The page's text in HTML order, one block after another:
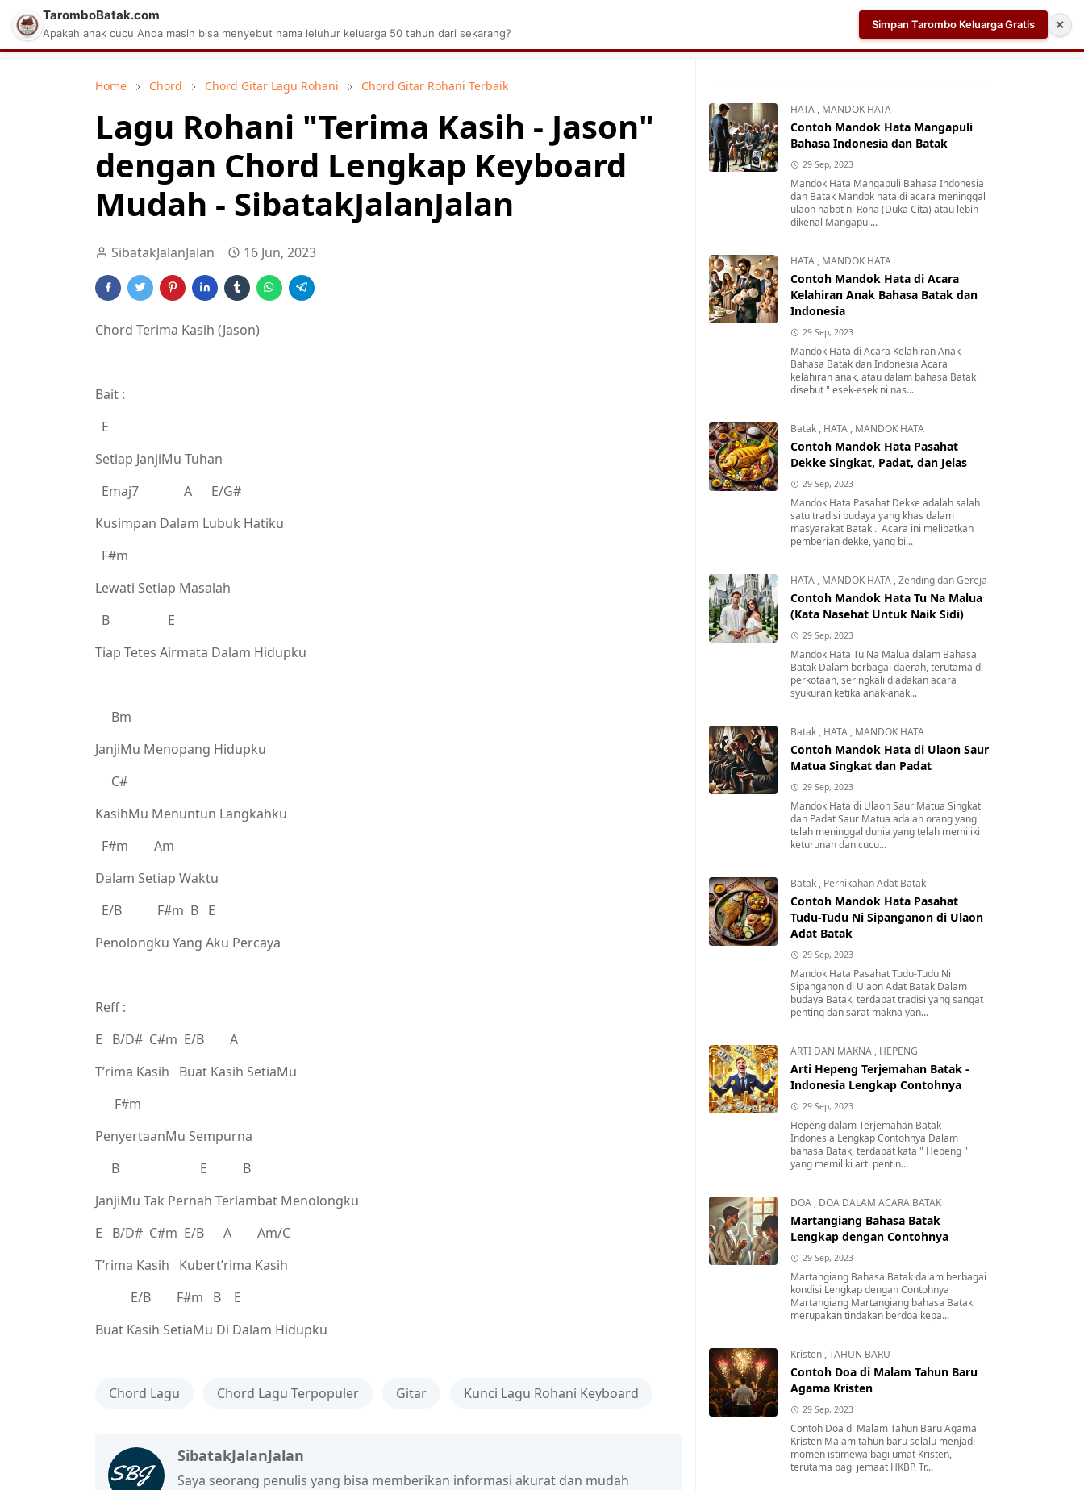
Matius Celcius Sinaga Aplikasi Pabrik Kelapa Sawit Tarombo Batak Aplikasi AI Teleprompter dan Pembuat Skrip Video
Home Chord Chord Gitar Lagu Rohani Chord Gitar Rohani Terbaik
Lagu Rohani "Terima Kasih - Jason"
dengan Chord Lengkap Keyboard
Mudah - SibatakJalanJalan
SibatakJalanJalan 16 Jun, 2023
Chord Terima Kasih (Jason)
Bait :
E
Setiap JanjiMu Tuhan
Emaj7 A E/G#
Kusimpan Dalam Lubuk Hatiku
F#m
Lewati Setiap Masalah
B E
Tiap Tetes Airmata Dalam Hidupku
Bm
JanjiMu Menopang Hidupku
C#
KasihMu Menuntun Langkahku
F#m Am
Dalam Setiap Waktu
E/B F#m B E
Penolongku Yang Aku Percaya
Reff :
E B/D# C#m E/B A
T’rima Kasih Buat Kasih SetiaMu
F#m
PenyertaanMu Sempurna
B E B
JanjiMu Tak Pernah Terlambat Menolongku
E B/D# C#m E/B A Am/C
T’rima Kasih Kubert’rima Kasih
E/B F#m B E
Buat Kasih SetiaMu Di Dalam Hidupku
Chord Lagu Chord Lagu Terpopuler Gitar Kunci Lagu Rohani Keyboard
SibatakJalanJalan
Saya seorang penulis yang bisa memberikan informasi akurat dan mudah
HATA , MANDOK HATA
Contoh Mandok Hata Mangapuli
Bahasa Indonesia dan Batak
29 Sep, 2023
Mandok Hata Mangapuli Bahasa Indonesia
dan Batak Mandok hata di acara meninggal
ulaon habot ni Roha (Duka Cita) atau lebih
dikenal Mangapul...
HATA , MANDOK HATA
Contoh Mandok Hata di Acara
Kelahiran Anak Bahasa Batak dan
Indonesia
29 Sep, 2023
Mandok Hata di Acara Kelahiran Anak
Bahasa Batak dan Indonesia Acara
kelahiran anak, atau dalam bahasa Batak
disebut " esek-esek ni nas...
Batak , HATA , MANDOK HATA
Contoh Mandok Hata Pasahat
Dekke Singkat, Padat, dan Jelas
29 Sep, 2023
Mandok Hata Pasahat Dekke adalah salah
satu tradisi budaya yang khas dalam
masyarakat Batak . Acara ini melibatkan
pemberian dekke, yang bi...
HATA , MANDOK HATA ,Zending dan Gereja
Contoh Mandok Hata Tu Na Malua
(Kata Nasehat Untuk Naik Sidi)
29 Sep, 2023
Mandok Hata Tu Na Malua dalam Bahasa
Batak Dalam berbagai daerah, terutama di
perkotaan, seringkali diadakan acara
syukuran ketika anak-anak...
Batak , HATA , MANDOK HATA
Contoh Mandok Hata di Ulaon Saur
Matua Singkat dan Padat
29 Sep, 2023
Mandok Hata di Ulaon Saur Matua Singkat
dan Padat Saur Matua adalah orang yang
telah meninggal dunia yang telah memiliki
keturunan dan cucu...
Batak , Pernikahan Adat Batak
Contoh Mandok Hata Pasahat
Tudu-Tudu Ni Sipanganon di Ulaon
Adat Batak
29 Sep, 2023
Mandok Hata Pasahat Tudu-Tudu Ni
Sipanganon di Ulaon Adat Batak Dalam
budaya Batak, terdapat tradisi yang sangat
penting dan sarat makna yan...
ARTI DAN MAKNA , HEPENG
Arti Hepeng Terjemahan Batak -
Indonesia Lengkap Contohnya
29 Sep, 2023
Hepeng dalam Terjemahan Batak -
Indonesia Lengkap Contohnya Dalam
bahasa Batak, terdapat kata " Hepeng "
yang memiliki arti pentin...
DOA , DOA DALAM ACARA BATAK
Martangiang Bahasa Batak
Lengkap dengan Contohnya
29 Sep, 2023
Martangiang Bahasa Batak dalam berbagai
kondisi Lengkap dengan Contohnya
Martangiang Martangiang bahasa Batak
merupakan tindakan berdoa kepa...
Kristen ,TAHUN BARU
Contoh Doa di Malam Tahun Baru
Agama Kristen
29 Sep, 2023
Contoh Doa di Malam Tahun Baru Agama
Kristen Malam tahun baru selalu menjadi
momen istimewa bagi umat Kristen,
terutama bagi jemaat HKBP. Tr...
TaromboBatak.com
Apakah anak cucu Anda masih bisa menyebut nama leluhur keluarga 50 tahun dari sekarang?
Simpan Tarombo Keluarga Gratis ✕